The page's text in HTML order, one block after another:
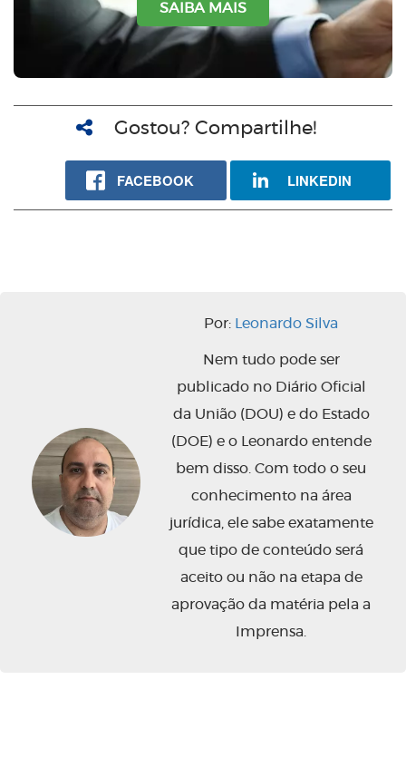
SAIBA MAIS
Gostou? Compartilhe!
FACEBOOK LINKEDIN
Por: Leonardo Silva
Nem tudo pode ser
publicado no Diário Oficial
da União (DOU) e do Estado
(DOE) e o Leonardo entende
bem disso. Com todo o seu
conhecimento na área
jurídica, ele sabe exatamente
que tipo de conteúdo será
aceito ou não na etapa de
aprovação da matéria pela a
Imprensa.